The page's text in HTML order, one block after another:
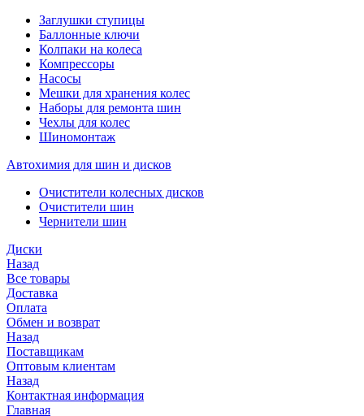
Заглушки ступицы
Баллонные ключи
Колпаки на колеса
Компрессоры
Насосы
Мешки для хранения колес
Наборы для ремонта шин
Чехлы для колес
Шиномонтаж
Автохимия для шин и дисков
Очистители колесных дисков
Очистители шин
Чернители шин
Диски
Назад
Все товары
Доставка
Оплата
Обмен и возврат
Назад
Поставщикам
Оптовым клиентам
Назад
Контактная информация
Главная